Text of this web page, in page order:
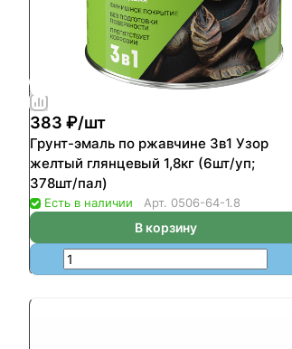
383 ₽/шт
Грунт-эмаль по ржавчине 3в1 Узор
желтый глянцевый 1,8кг (6шт/уп;
378шт/пал)
Есть в наличии Арт. 0506-64-1.8
В корзину